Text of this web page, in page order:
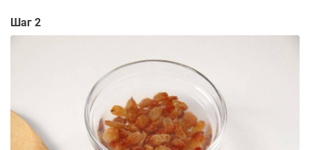
Шаг 2